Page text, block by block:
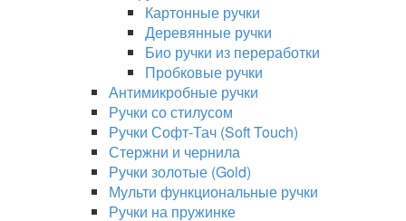
Картонные ручки
Деревянные ручки
Био ручки из переработки
Пробковые ручки
Антимикробные ручки
Ручки со стилусом
Ручки Софт-Тач (Soft Touch)
Стержни и чернила
Ручки золотые (Gold)
Мульти функциональные ручки
Ручки на пружинке